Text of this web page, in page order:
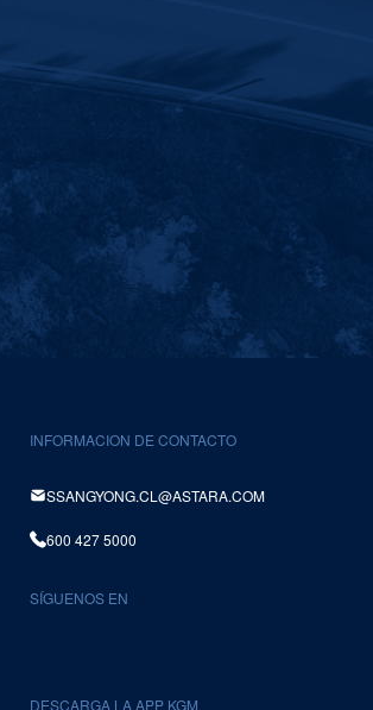
INFORMACION DE CONTACTO
SSANGYONG.CL@ASTARA.COM
600 427 5000
SÍGUENOS EN
DESCARGA LA APP KGM